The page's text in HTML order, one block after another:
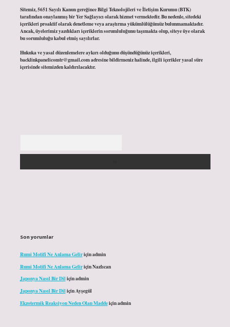
Sitemiz, 5651 Sayılı Kanun gereğince Bilgi Teknolojileri ve İletişim Kurumu (BTK)
tarafından onaylanmış bir Yer Sağlayıcı olarak hizmet vermektedir. Bu nedenle, sitedeki
içerikleri proaktif olarak denetleme veya araştırma yükümlülüğümüz bulunmamaktadır.
Ancak, üyelerimiz yazdıkları içeriklerin sorumluluğunu taşımakta olup, siteye üye olarak
bu sorumluluğu kabul etmiş sayılırlar.
Hukuka ve yasal düzenlemelere aykırı olduğunu düşündüğünüz içerikleri,
backlinkpanelicomtr@gmail.comadresine bildirmeniz halinde, ilgili içerikler yasal süre
içerisinde sitemizden kaldırılacaktır.
Son yorumlar
Rumi Motifi Ne Anlama Geliriçinadmin
Rumi Motifi Ne Anlama GeliriçinNazlıcan
Japonya Nasıl Bir Diliçinadmin
Japonya Nasıl Bir DiliçinAyşegül
Ekzotermik Reaksiyon Neden Olan Maddeiçinadmin